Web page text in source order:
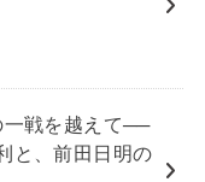
一戦を越えて──
と、前田日明の